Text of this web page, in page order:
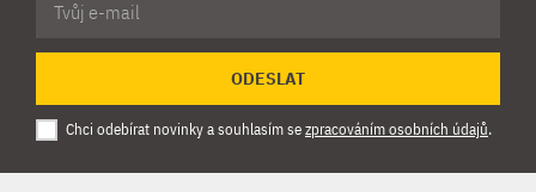
ODESLAT
Chci odebírat novinky a souhlasím sezpracováním osobních údajů.